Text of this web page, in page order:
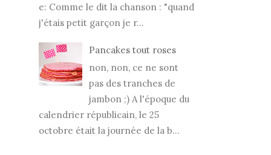
e: Comme le dit la chanson : "quand
j'étais petit garçon je r...
Pancakes tout roses
non, non, ce ne sont
pas des tranches de
jambon ;) A l'époque du
calendrier républicain, le 25
octobre était la journée de la b...